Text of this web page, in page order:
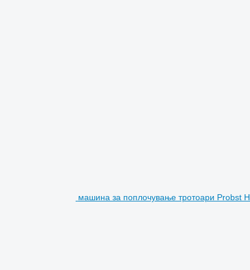
машина за поплочување тротоари Probst